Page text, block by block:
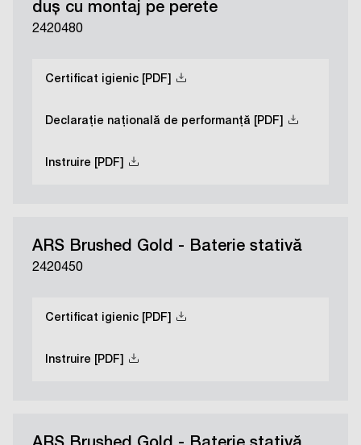
duș cu montaj pe perete
2420480
Certificat igienic [PDF]
Declarație națională de performanță [PDF]
Instruire [PDF]
ARS Brushed Gold - Baterie stativă
2420450
Certificat igienic [PDF]
Instruire [PDF]